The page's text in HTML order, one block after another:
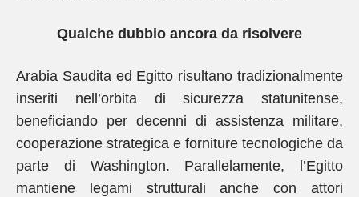
Qualche dubbio ancora da risolvere
Arabia Saudita ed Egitto risultano tradizionalmente
inseriti nell’orbita di sicurezza statunitense,
beneficiando per decenni di assistenza militare,
cooperazione strategica e forniture tecnologiche da
parte di Washington. Parallelamente, l’Egitto
mantiene legami strutturali anche con attori